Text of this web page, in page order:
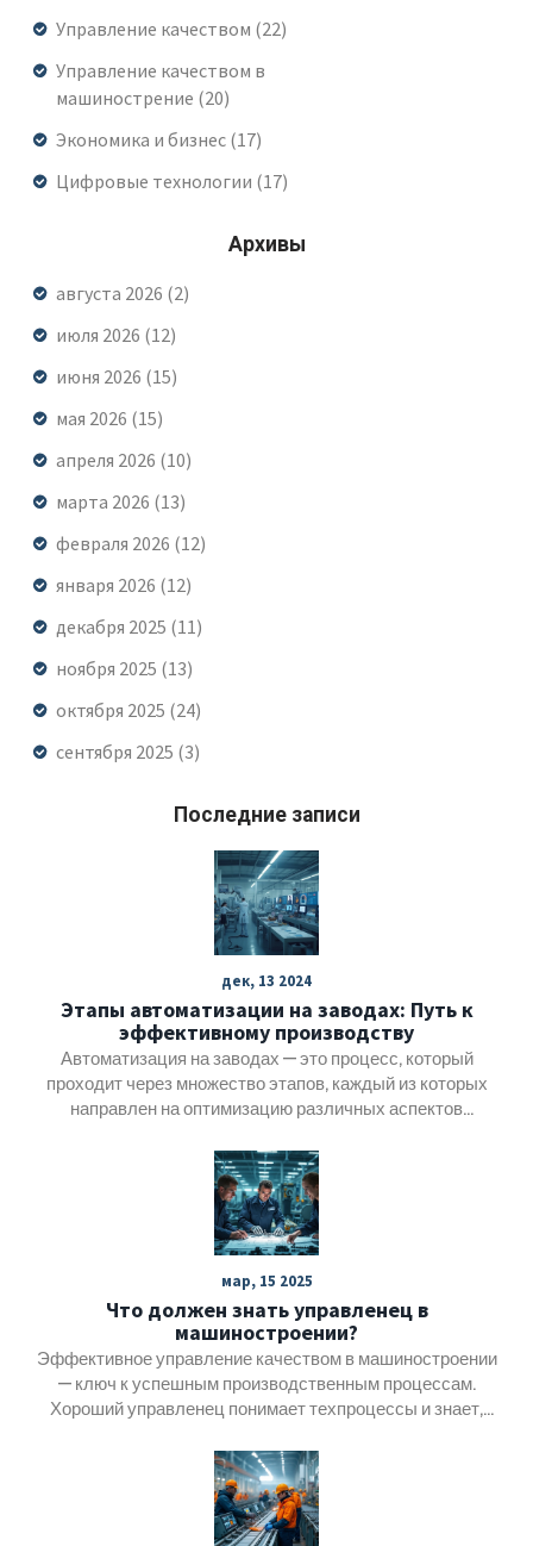
Управление качеством (22)
Управление качеством в
машинострение (20)
Экономика и бизнес (17)
Цифровые технологии (17)
Архивы
августа 2026 (2)
июля 2026 (12)
июня 2026 (15)
мая 2026 (15)
апреля 2026 (10)
марта 2026 (13)
февраля 2026 (12)
января 2026 (12)
декабря 2025 (11)
ноября 2025 (13)
октября 2025 (24)
сентября 2025 (3)
Последние записи
дек, 13 2024
Этапы автоматизации на заводах: Путь к
эффективному производству
Автоматизация на заводах — это процесс, который
проходит через множество этапов, каждый из которых
направлен на оптимизацию различных аспектов
процессов, что помогает определить области,
требующие улучшения. Затем идет внедрение
технологий, таких как роботы и программное
обеспечение, которые упрощают выполнение задач.
Обучение персонала также является важным этапом,
чтобы обеспечить эффективное использование новых
систем. В итоге, автоматизация приводит к повышению
производительности и снижению затрат.
мар, 15 2025
Что должен знать управленец в
машиностроении?
Эффективное управление качеством в машиностроении
— ключ к успешным производственным процессам.
Хороший управленец понимает техпроцессы и знает,
всех этапах производства, от проектирования до
выпуска продукции. В статье вы найдете практические
советы и интересные факты для успешного управления
качеством. Узнайте, что именно важно знать управленцу